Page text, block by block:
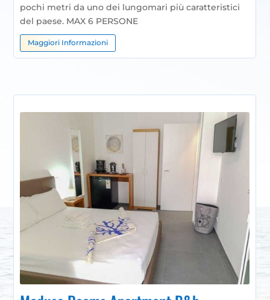
pochi metri da uno dei lungomari più caratteristici
del paese. MAX 6 PERSONE
Maggiori Informazioni